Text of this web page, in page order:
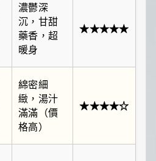
濃鬱深
沉，甘甜
藥香，超
暖身
★★★★★
綿密細
緻，湯汁
滿滿（價
格高）
★★★★☆